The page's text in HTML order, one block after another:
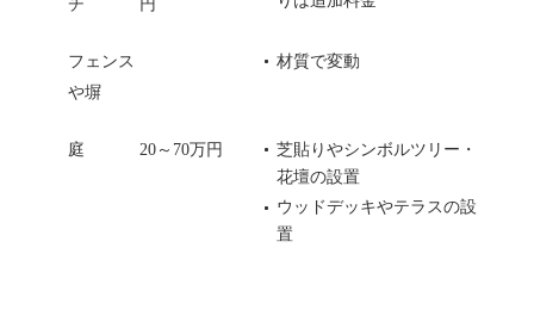
チ
円
フェンス
や塀
材質で変動
庭 20～70万円
芝貼りやシンボルツリー・
花壇の設置
ウッドデッキやテラスの設
置